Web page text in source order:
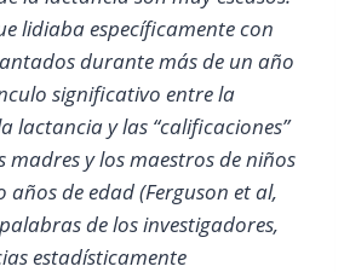
lidiaba específicamente con
durante más de un año
significativo entre la
lactancia y las “calificaciones”
madres y los maestros de niños
años de edad (Ferguson et al,
de los investigadores,
estadísticamente